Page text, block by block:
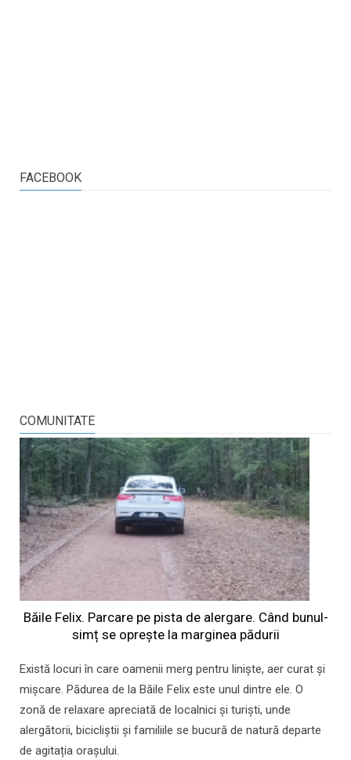
FACEBOOK
COMUNITATE
Băile Felix. Parcare pe pista de alergare. Când bunul-
simț se oprește la marginea pădurii
Există locuri în care oamenii merg pentru liniște, aer curat și
mișcare. Pădurea de la Băile Felix este unul dintre ele. O
zonă de relaxare apreciată de localnici și turiști, unde
alergătorii, bicicliștii și familiile se bucură de natură departe
de agitația orașului.